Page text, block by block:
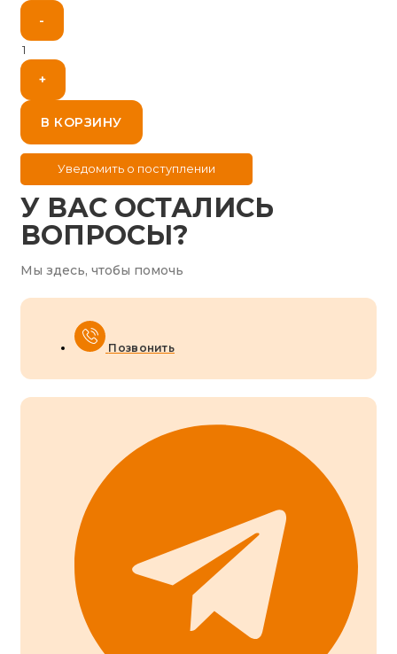
-
+
В КОРЗИНУ
У ВАС ОСТАЛИСЬ
ВОПРОСЫ?
Мы здесь, чтобы помочь
Позвонить